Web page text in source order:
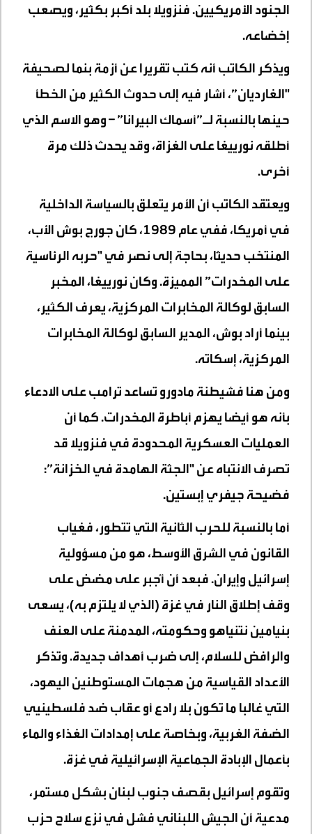
الجنود الأمريكيين. فنزويلا بلد أكبر بكثير، ويصعب
إخضاعه.
ويذكر الكاتب أنه كتب تقريرا عن أزمة بنما لصحيفة
"الغارديان”، أشار فيه إلى حدوث الكثير من الخطأ
حينها بالنسبة لـ”أسماك البيرانا” – وهو الاسم الذي
أطلقه نورييغا على الغزاة، وقد يحدث ذلك مرة
أخرى.
ويعتقد الكاتب أن الأمر يتعلق بالسياسة الداخلية
في أمريكا، ففي عام 1989، كان جورج بوش الأب،
المنتخب حديثا، بحاجة إلى نصر في "حربه الرئاسية
على المخدرات” المميزة. وكان نورييغا، المخبر
السابق لوكالة المخابرات المركزية، يعرف الكثير،
بينما أراد بوش، المدير السابق لوكالة المخابرات
المركزية، إسكاته.
ومن هنا فشيطنة مادورو تساعد ترامب على الادعاء
بأنه هو أيضا يهزم أباطرة المخدرات. كما أن
العمليات العسكرية المحدودة في فنزويلا قد
تصرف الانتباه عن "الجثة الهامدة في الخزانة”:
فضيحة جيفري إبستين.
أما بالنسبة للحرب الثانية التي تتطور، فغياب
القانون في الشرق الأوسط، هو من مسؤولية
إسرائيل وإيران. فبعد أن أُجبر على مضض على
وقف إطلاق النار في غزة (الذي لا يلتزم به)، يسعى
بنيامين نتنياهو وحكومته، المدمنة على العنف
والرافض للسلام، إلى ضرب أهداف جديدة. وتذكر
الأعداد القياسية من هجمات المستوطنين اليهود،
التي غالبا ما تكون بلا رادع أو عقاب ضد فلسطينيي
الضفة الغربية، وبخاصة على إمدادات الغذاء والماء
بأعمال الإبادة الجماعية الإسرائيلية في غزة.
وتقوم إسرائيل بقصف جنوب لبنان بشكل مستمر،
مدعية أن الجيش اللبناني فشل في نزع سلاح حزب